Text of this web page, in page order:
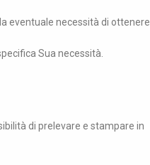
eventuale necessità di ottenere
Sua necessità.
di prelevare e stampare in